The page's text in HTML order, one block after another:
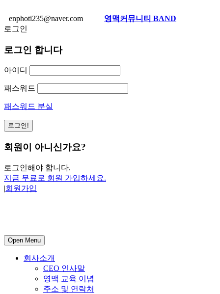
enphoti235@naver.com
영맥커뮤니티 BAND
로그인
로그인 합니다
아이디
패스워드
패스워드 분실
회원이 아니신가요?
로그인해야 합니다.
지금 무료로 회원 가입하세요.
|회원가입
Open Menu
회사소개
CEO 인사말
영맥 교육 이념
주소 및 연락처